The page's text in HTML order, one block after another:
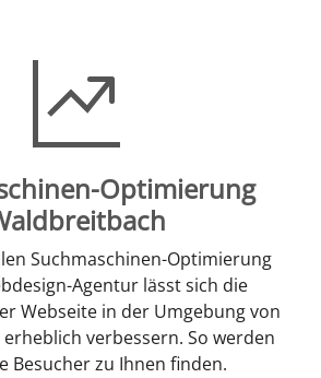
Optimierung
Suchmaschinen-Optimierung
Agentur lässt sich die
Webseite in der Umgebung von
verbessern. So werden
Besucher zu Ihnen finden.